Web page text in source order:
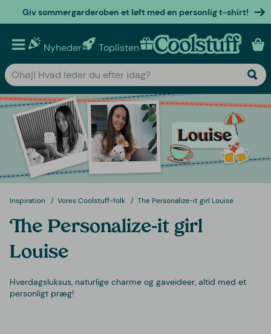
Giv sommergarderoben et løft med en personlig t-shirt!
Nyheder Toplisten Personlige gaver
Inspiration Vores Coolstuff-folk The Personalize-it girl Louise
The Personalize-it girl
Louise
Hverdagsluksus, naturlige charme og gaveideer, altid med et
personligt præg!